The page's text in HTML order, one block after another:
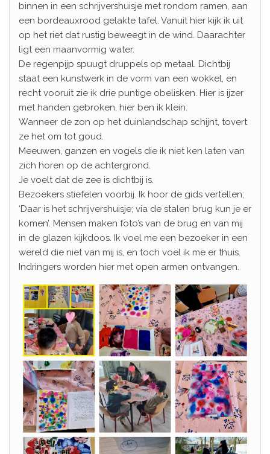
binnen in een schrijvershuisje met rondom ramen, aan
een bordeauxrood gelakte tafel. Vanuit hier kijk ik uit
op het riet dat rustig beweegt in de wind. Daarachter
ligt een maanvormig water.
De regenpijp spuugt druppels op metaal. Dichtbij
staat een kunstwerk in de vorm van een wokkel, en
recht vooruit zie ik drie puntige obelisken. Hier is ijzer
met handen gebroken, hier ben ik klein.
Wanneer de zon op het duinlandschap schijnt, tovert
ze het om tot goud.
Meeuwen, ganzen en vogels die ik niet ken laten van
zich horen op de achtergrond.
Je voelt dat de zee is dichtbij is.
Bezoekers stiefelen voorbij. Ik hoor de gids vertellen;
‘Daar is het schrijvershuisje; via de stalen brug kun je er
komen’. Mensen maken foto’s van de brug en van mij
in de glazen kijkdoos. Ik voel me een bezoeker in een
wereld die niet van mij is, en toch voel ik me er thuis.
Indringers worden hier met open armen ontvangen.